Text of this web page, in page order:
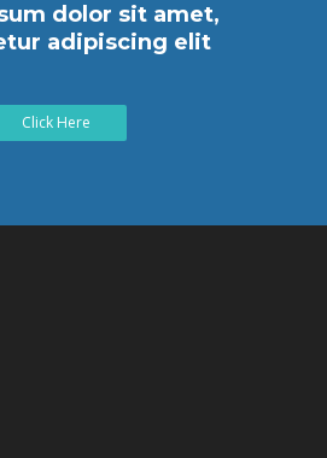
dolor sit amet,
adipiscing elit
Click Here